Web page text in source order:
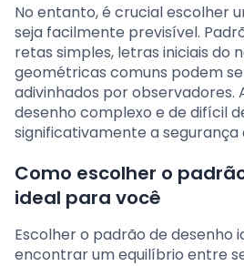
No entanto, é crucial escolher
seja facilmente previsível.
retas simples, letras iniciais do
geométricas comuns podem
adivinhados por observadores.
desenho complexo e de difícil
significativamente a segurança
Como escolher o
ideal para você
Escolher o padrão de desenho
encontrar um equilíbrio entre